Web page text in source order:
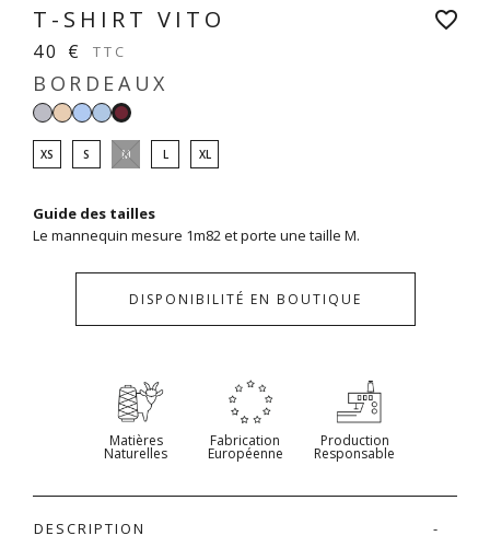
T-SHIRT VITO
40 € TTC
BORDEAUX
Gris
perle
Beige
Bleu
clair
Bleu
clair
Bordeaux
XS S M L XL
Guide des tailles
Le mannequin mesure 1m82 et porte une taille M.
DISPONIBILITÉ EN BOUTIQUE
favorite_border
Matières
Naturelles
Fabrication
Européenne
Production
Responsable
DESCRIPTION